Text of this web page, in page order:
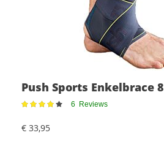
Push Sports Enkelbrace 8
Waardering:6 Reviews
€ 33,95